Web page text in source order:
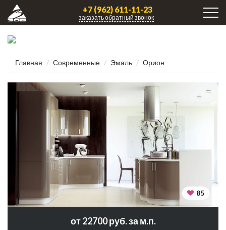
+7 (962) 611-11-23
заказать обратный звонок
Главная Современные Эмаль Орион
85
от 22700 руб. за м.п.